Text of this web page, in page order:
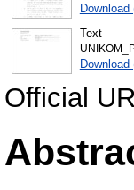
Download
Text
Download
Official